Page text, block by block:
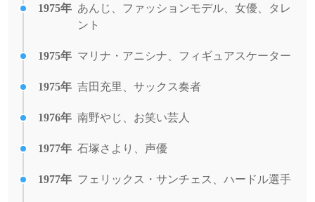
1975年 あんじ、ファッションモデル、女優、タレ
ント
1975年 マリナ・アニシナ、フィギュアスケーター
1975年 吉田充里、サックス奏者
1976年 南野やじ、お笑い芸人
1977年 石塚さより、声優
1977年 フェリックス・サンチェス、ハードル選手